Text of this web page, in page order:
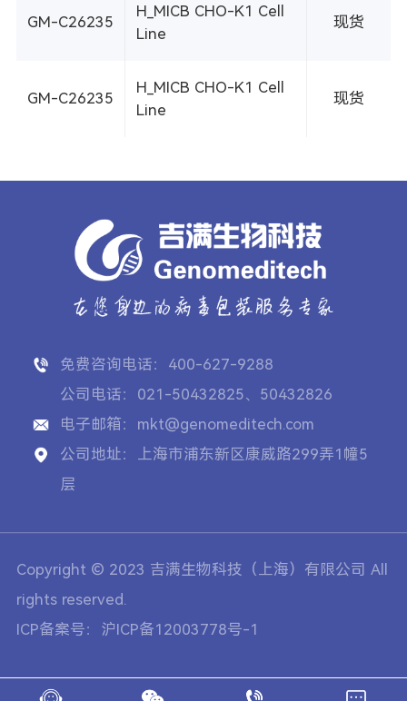
GM-C26235
H_MICB CHO-K1 Cell
Line
现货
GM-C26235
H_MICB CHO-K1 Cell
Line
现货
免费咨询电话：400-627-9288
公司电话：021-50432825、50432826
电子邮箱：mkt@genomeditech.com
公司地址：上海市浦东新区康威路299弄1幢5
层
Copyright © 2023 吉满生物科技（上海）有限公司 All
rights reserved.
ICP备案号：沪ICP备12003778号-1